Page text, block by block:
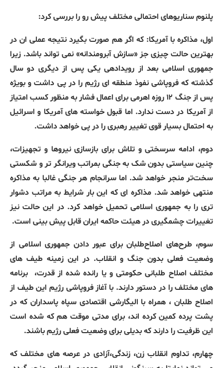
پلنوم سناریوهای احتمالی مختلف پیش رو را بررسی کرد:
اول، مذاکره با آمریکا: که اگر هم صورت بگیرد نتیجه عملی ان در
بهترین حالت چیزی جز «سازش آبرومندانه» نمی تواند باشد. زیرا
جمهوری اسلامی بعد از رویدادهی یکی پس از دیگری دو سال
گذشته که فروپاشی نفوذ منطقه ای رژیم را در پی داشت و بویژه
پس از جنگ ۱۲ روزه اهرمی برای اعمال فشار به منظور کسب امتیاز
از آمریکا در دست ندارد. اما قبول خواسته های آمریکا و اسرائیل
به احتمال بسیار قوی تغییر رهبری را در پی خواهد داشت.
دوم، ادامه سرسختی و تلاش برای بازسازی نیروها و تجهیزات،
چنین سیاستی بدون شک به جنگی بمراتب ویرانگر تر و شکستی
سخت‌تر منجر خواهد شد. اما سرانجام هر جنگی غالبا به مذاکره
منتهی خواهد شد. مذاکره ای که این بار شرایط به مراتب دشوار
تری را به جمهوری اسلامی تحمیل خواهد کرد. در این حالت نیز
تغییرات چشمگیری در هیئت حاکمه ایران قابل پیش بینی است.
سوم، طرح‌های اصلاح‌طلبان برای عبور دادن جمهوری اسلامی از
وضعیت فعلی بدون جنگ و انقلاب. در این زمینه طیف های
مختلف اصلاح طلبانی حکومتی و یا رانده شده از قدرت،
برنامه
های مختلف را در دستور دارند. با آغاز فروپاشی رژیم این طیف از
اصلاح طلبان ، همراه با الیگارشی اقتصادی سپاه پاسداران که در
پشت پرده کمین کرده اند، برای مدتی موقت هم که شده است
این ظرفیت را دارند که بدیلی برای وضعیت فعلی رژیم باشند.
چهارم، تداوم انقلاب زن، زندگی،آزادی در عرصه های مختلف که